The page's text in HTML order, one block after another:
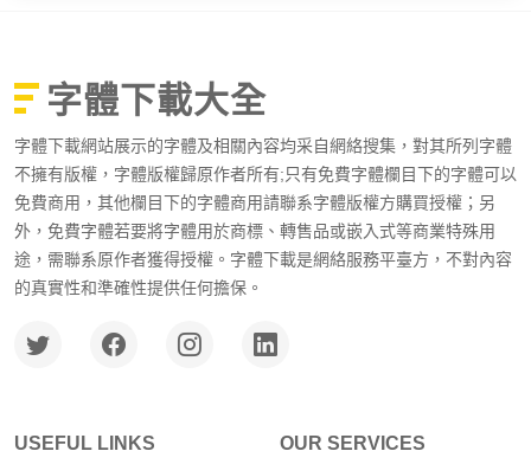
字體下載大全
字體下載網站展示的字體及相關內容均采自網絡搜集，對其所列字體
不擁有版權，字體版權歸原作者所有;只有免費字體欄目下的字體可以
免費商用，其他欄目下的字體商用請聯系字體版權方購買授權；另
外，免費字體若要將字體用於商標、轉售品或嵌入式等商業特殊用
途，需聯系原作者獲得授權。字體下載是網絡服務平臺方，不對內容
的真實性和準確性提供任何擔保。
USEFUL LINKS OUR SERVICES